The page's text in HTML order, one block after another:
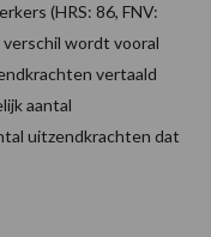
(HRS: 86, FNV:
verschil wordt vooral
vertaald
aantal
uitzendkrachten dat